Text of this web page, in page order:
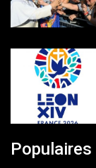
Populaires